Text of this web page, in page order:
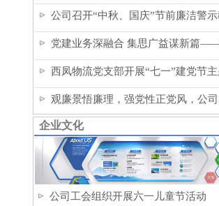
公司召开“中秋、国庆”节前廉洁警示
党建业务深融合 集思广益谋新篇
西凤物流党支部开展“七一”建党节主
观廉景悟廉理，强党性正党风，公
企业文化
公司工会组织开展六一儿童节活动